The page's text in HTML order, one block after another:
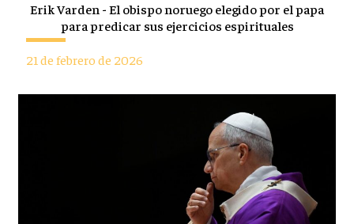
Erik Varden - El obispo noruego elegido por el papa
para predicar sus ejercicios espirituales
21 de febrero de 2026